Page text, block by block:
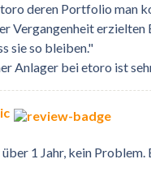
deren Portfolio man
Vergangenheit
sie so bleiben."
Anlager bei etoro ist
1 Jahr, kein Problem.